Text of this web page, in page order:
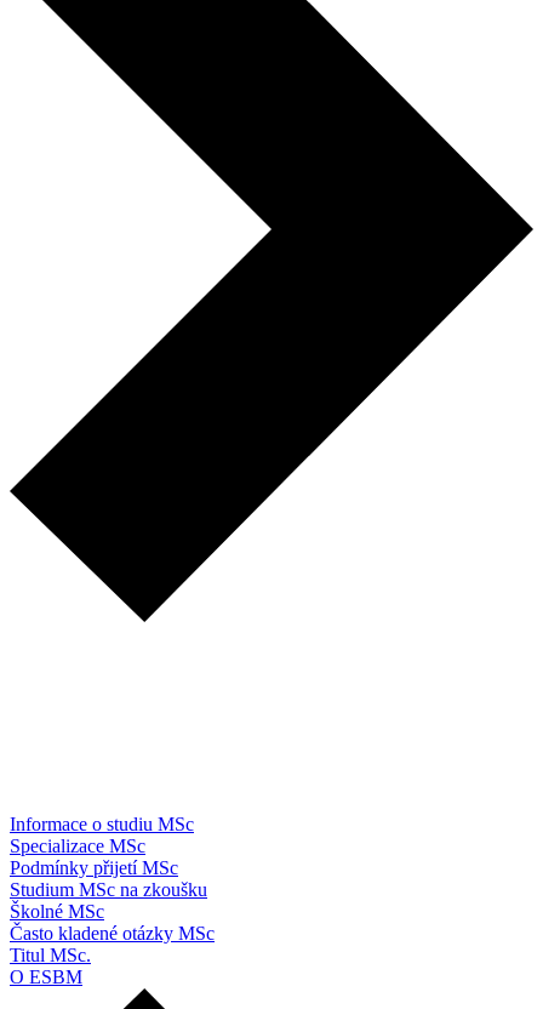
Informace o studiu MSc
Specializace MSc
Podmínky přijetí MSc
Studium MSc na zkoušku
Školné MSc
Často kladené otázky MSc
Titul MSc.
O ESBM